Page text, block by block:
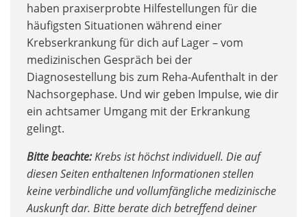
haben praxiserprobte Hilfestellungen für die
häufigsten Situationen während einer
Krebserkrankung für dich auf Lager – vom
medizinischen Gespräch bei der
Diagnosestellung bis zum Reha-Aufenthalt in der
Nachsorgephase. Und wir geben Impulse, wie dir
ein achtsamer Umgang mit der Erkrankung
gelingt.
Bitte beachte:Krebs ist höchst individuell. Die auf
diesen Seiten enthaltenen Informationen stellen
keine verbindliche und vollumfängliche medizinische
Auskunft dar. Bitte berate dich betreffend deiner